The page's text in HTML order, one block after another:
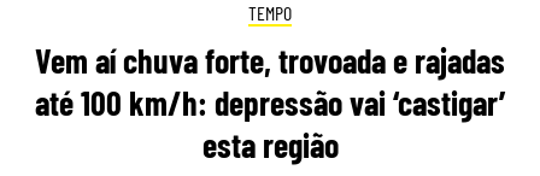
TEMPO
Vem aí chuva forte, trovoada e rajadas
até 100 km/h: depressão vai ‘castigar’
esta região